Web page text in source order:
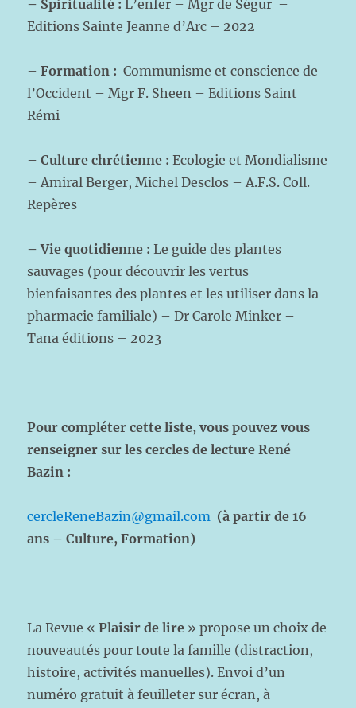
– Spiritualité :L’enfer – Mgr de Ségur –
Editions Sainte Jeanne d’Arc – 2022
– Formation :Communisme et conscience de
l’Occident – Mgr F. Sheen – Editions Saint
Rémi
– Culture chrétienne :Ecologie et Mondialisme
– Amiral Berger, Michel Desclos – A.F.S. Coll.
Repères
– Vie quotidienne :Le guide des plantes
sauvages (pour découvrir les vertus
bienfaisantes des plantes et les utiliser dans la
pharmacie familiale) – Dr Carole Minker –
Tana éditions – 2023
Pour compléter cette liste, vous pouvez vous
renseigner sur les cercles de lecture René
Bazin :
cercleReneBazin@gmail.com (à partir de 16
ans – Culture, Formation)
La Revue «Plaisir de lire » propose un choix de
nouveautés pour toute la famille (distraction,
histoire, activités manuelles). Envoi d’un
numéro gratuit à feuilleter sur écran, à